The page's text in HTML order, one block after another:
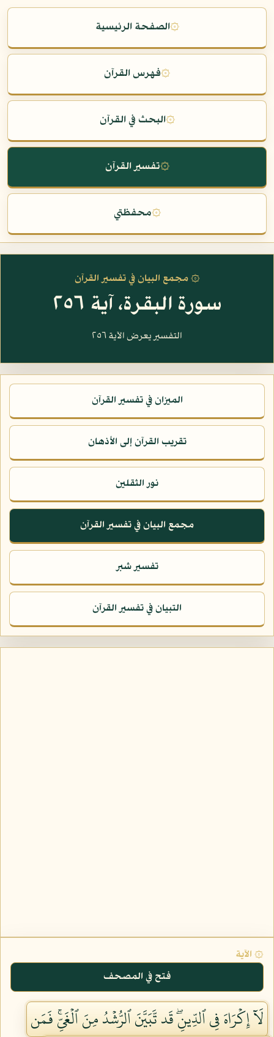
۞الصفحة الرئيسية
۞فهرس القرآن
۞البحث في القرآن
۞تفسير القرآن
۞محفظتي
۞ مجمع البيان في تفسير القرآن
سورة البقرة، آية ٢٥٦
التفسير يعرض الآية ٢٥٦
الميزان في تفسير القرآن
تقريب القرآن إلى الأذهان
نور الثقلين
مجمع البيان في تفسير القرآن
تفسير شبر
التبيان في تفسير القرآن
۞ الآية
فتح في المصحف
لَآ إِكۡرَاهَ فِي ٱلدِّينِۖ قَد تَّبَيَّنَ ٱلرُّشۡدُ مِنَ ٱلۡغَيِّۚ فَمَن